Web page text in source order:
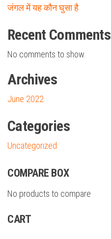
जंगल में यह कौन घुसा है
Recent Comments
No comments to show.
Archives
June 2022
Categories
Uncategorized
COMPARE BOX
No products to compare
CART